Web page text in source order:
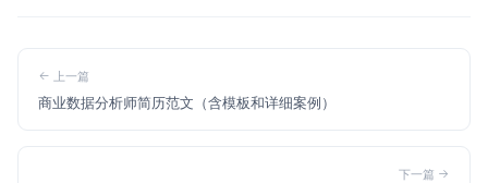
上一篇
商业数据分析师简历范文（含模板和详细案例）
下一篇